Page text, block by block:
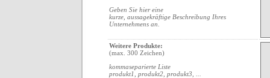
Geben Sie hier eine
kurze, aussagekräftige Beschreibung Ihres
Unternehmens an.
Weitere Produkte:
(max. 300 Zeichen)
kommaseparierte Liste
produkt1, produkt2, produkt3, ...